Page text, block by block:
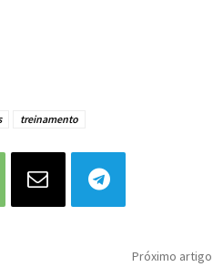
treinamento
Próximo artigo